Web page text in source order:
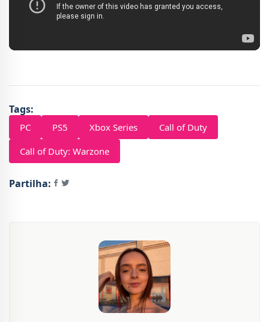
Tags:
PC PS5 Xbox Series
Call of Duty
Call of Duty: Warzone
Partilha: